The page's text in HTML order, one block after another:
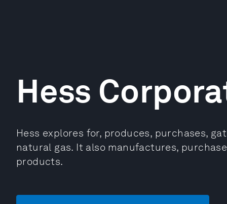
Hess
Hess explores for, produces, purchases,
natural gas. It also manufactures,
products.